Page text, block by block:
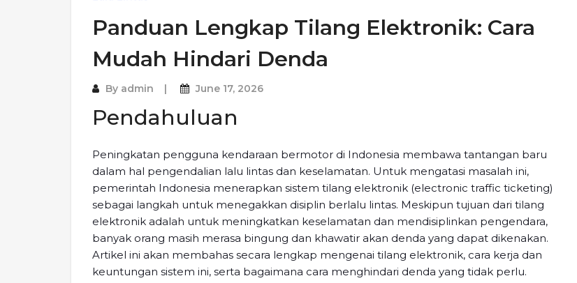
Panduan Lengkap Tilang Elektronik: Cara
Mudah Hindari Denda
By admin June 17, 2026
Pendahuluan
Peningkatan pengguna kendaraan bermotor di Indonesia membawa tantangan baru
dalam hal pengendalian lalu lintas dan keselamatan. Untuk mengatasi masalah ini,
pemerintah Indonesia menerapkan sistem tilang elektronik (electronic traffic ticketing)
sebagai langkah untuk menegakkan disiplin berlalu lintas. Meskipun tujuan dari tilang
elektronik adalah untuk meningkatkan keselamatan dan mendisiplinkan pengendara,
banyak orang masih merasa bingung dan khawatir akan denda yang dapat dikenakan.
Artikel ini akan membahas secara lengkap mengenai tilang elektronik, cara kerja dan
keuntungan sistem ini, serta bagaimana cara menghindari denda yang tidak perlu.